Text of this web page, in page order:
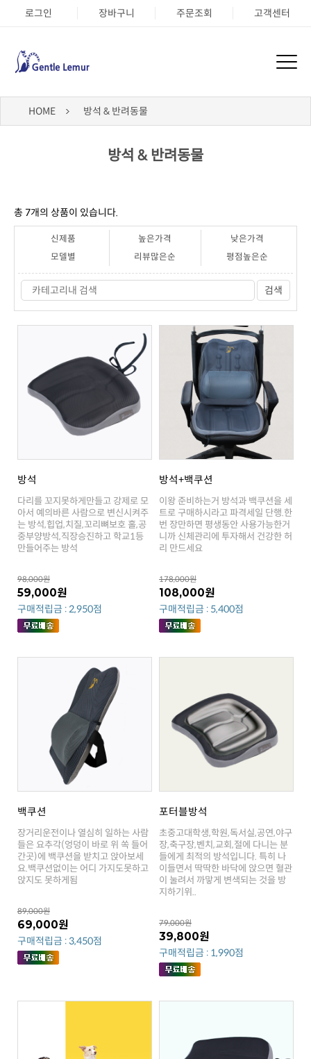
로그인 장바구니 주문조회 고객센터
HOME 방석 & 반려동물
방석 & 반려동물
총 7개의 상품이 있습니다.
신제품 높은가격
낮은가격
모델별
리뷰많은순 평점높은순
검색
방석
만들어주는 방석
98,000원
59,000원
구매적립금 : 2,950점
방석+백쿠션
리 만드세요
178,000원
108,000원
구매적립금 : 5,400점
백쿠션
앉지도 못하게됨
89,000원
69,000원
구매적립금 : 3,450점
포터블방석
지하기위..
79,000원
39,800원
구매적립금 : 1,990점